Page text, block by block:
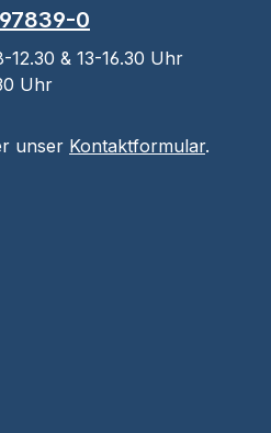
0
12.30 & 13-16.30 Uhr
Uhr
unser Kontaktformular.